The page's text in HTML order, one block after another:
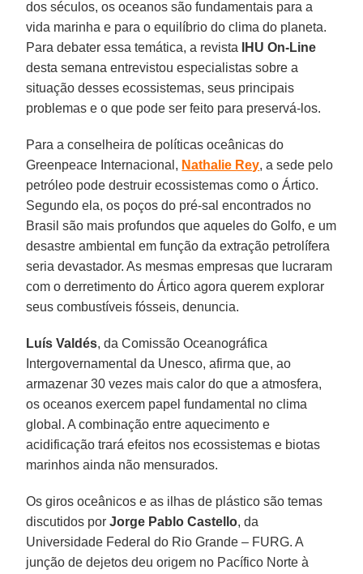
dos séculos, os oceanos são fundamentais para a
vida marinha e para o equilíbrio do clima do planeta.
Para debater essa temática, a revista
IHU On-Line
desta semana entrevistou especialistas sobre a
situação desses ecossistemas, seus principais
problemas e o que pode ser feito para preservá-los.
Para a conselheira de políticas oceânicas do
Greenpeace Internacional, Nathalie Rey, a sede pelo
petróleo pode destruir ecossistemas como o Ártico.
Segundo ela, os poços do pré-sal encontrados no
Brasil são mais profundos que aqueles do Golfo, e um
desastre ambiental em função da extração petrolífera
seria devastador. As mesmas empresas que lucraram
com o derretimento do Ártico agora querem explorar
seus combustíveis fósseis, denuncia.
Luís Valdés, da Comissão Oceanográfica
Intergovernamental da Unesco, afirma que, ao
armazenar 30 vezes mais calor do que a atmosfera,
os oceanos exercem papel fundamental no clima
global. A combinação entre aquecimento e
acidificação trará efeitos nos ecossistemas e biotas
marinhos ainda não mensurados.
Os giros oceânicos e as ilhas de plástico são temas
discutidos porJorge Pablo Castello, da
Universidade Federal do Rio Grande – FURG. A
junção de dejetos deu origem no Pacífico Norte à